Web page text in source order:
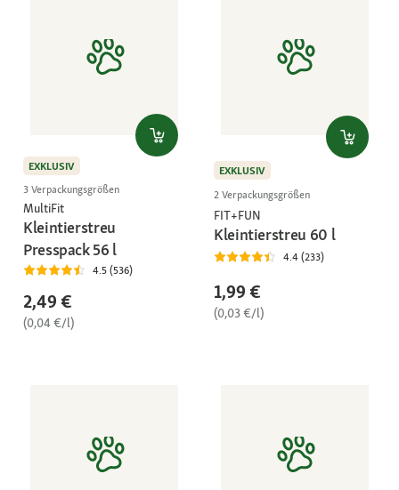
EXKLUSIV
3 Verpackungsgrößen
MultiFit
Kleintierstreu
Presspack 56 l
4.5 (536)
2,49 €
(0,04 €/l)
EXKLUSIV
2 Verpackungsgrößen
FIT+FUN
Kleintierstreu 60 l
4.4 (233)
1,99 €
(0,03 €/l)